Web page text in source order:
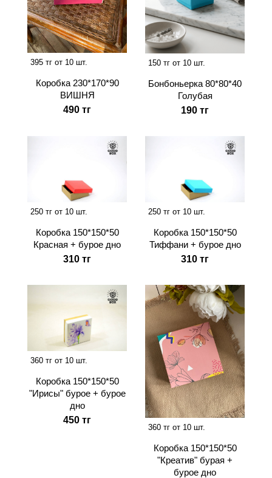
395 тг от 10 шт.
Коробка 230*170*90
ВИШНЯ
490 тг
150 тг от 10 шт.
Бонбоньерка 80*80*40
Голубая
190 тг
250 тг от 10 шт.
Коробка 150*150*50
Красная + бурое дно
310 тг
250 тг от 10 шт.
Коробка 150*150*50
Тиффани + бурое дно
310 тг
360 тг от 10 шт.
Коробка 150*150*50
"Ирисы" бурое + бурое
дно
450 тг
360 тг от 10 шт.
Коробка 150*150*50
"Креатив" бурая +
бурое дно